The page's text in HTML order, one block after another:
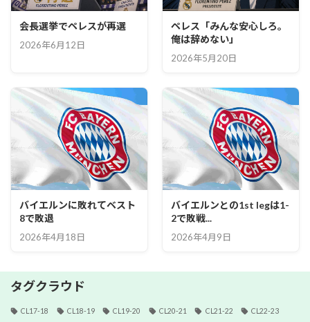
会長選挙でペレスが再選
2026年6月12日
ペレス「みんな安心しろ。
俺は辞めない」
2026年5月20日
バイエルンに敗れてベスト
8で敗退
2026年4月18日
バイエルンとの1st legは1-
2で敗戦...
2026年4月9日
タグクラウド
CL17-18 CL18-19 CL19-20 CL20-21 CL21-22 CL22-23